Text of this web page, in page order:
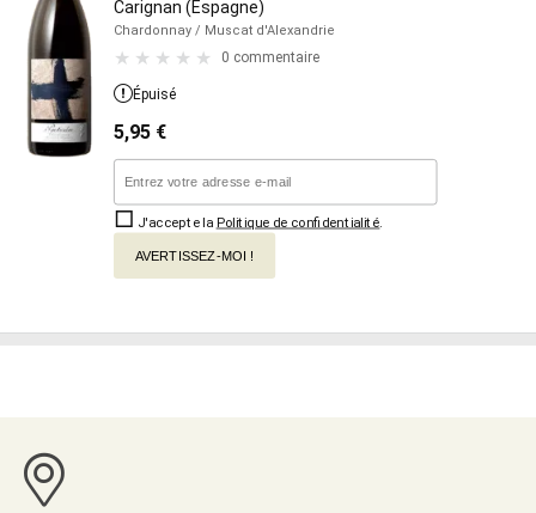
Carignan (Espagne)
Chardonnay / Muscat d'Alexandrie
0 commentaire
Épuisé
5,95 €
J'accepte la Politique de confidentialité
AVERTISSEZ-MOI !